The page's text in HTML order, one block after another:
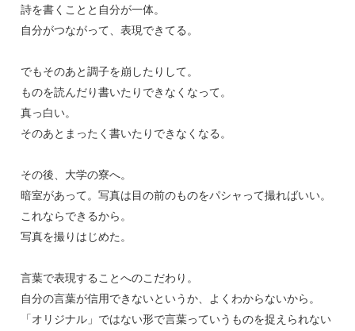
詩を書くことと自分が一体。
自分がつながって、表現できてる。
でもそのあと調子を崩したりして。
ものを読んだり書いたりできなくなって。
真っ白い。
そのあとまったく書いたりできなくなる。
その後、大学の寮へ。
暗室があって。写真は目の前のものをパシャって撮ればいい。
これならできるから。
写真を撮りはじめた。
言葉で表現することへのこだわり。
自分の言葉が信用できないというか、よくわからないから。
「オリジナル」ではない形で言葉っていうものを捉えられない